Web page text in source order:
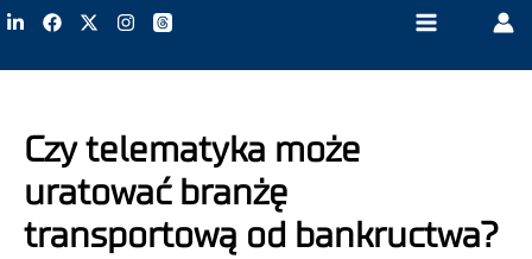
Czy telematyka może
uratować branżę
transportową od bankructwa?